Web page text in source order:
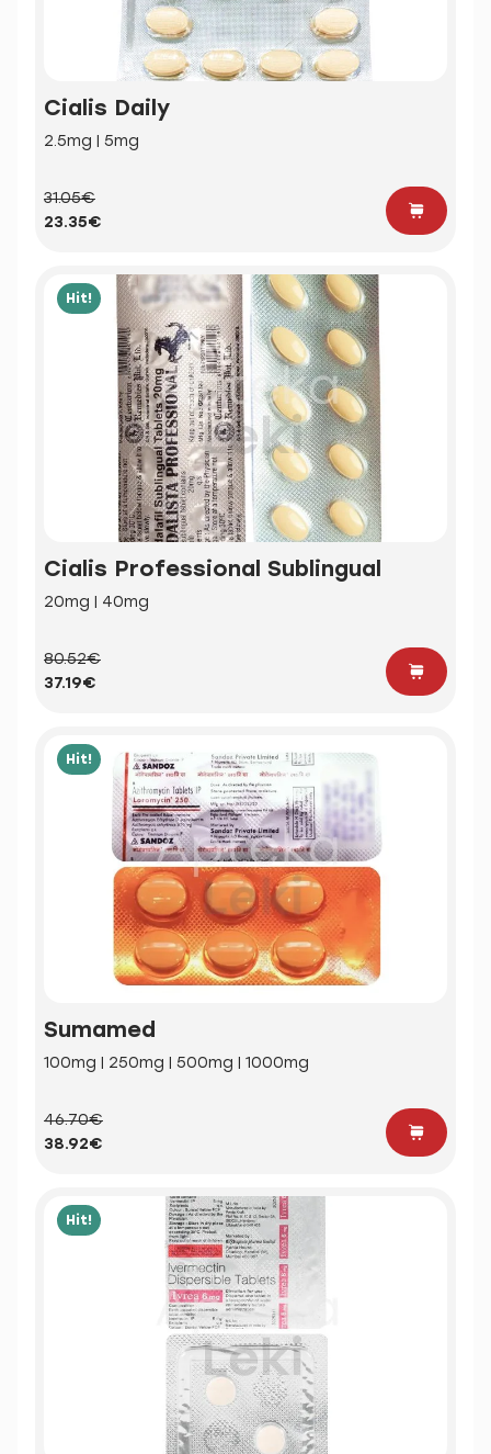
Cialis Daily
2.5mg | 5mg
31.05€
23.35€
Hit!
Cialis Professional Sublingual
20mg | 40mg
80.52€
37.19€
Hit!
Sumamed
100mg | 250mg | 500mg | 1000mg
46.70€
38.92€
Hit!